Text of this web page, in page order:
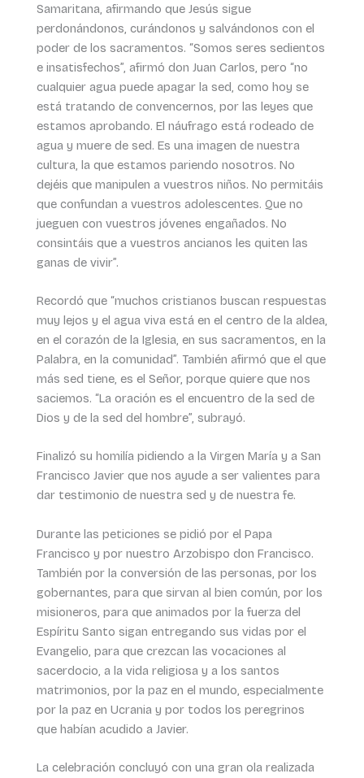
Samaritana, afirmando que Jesús sigue
perdonándonos, curándonos y salvándonos con el
poder de los sacramentos. “Somos seres sedientos
e insatisfechos”, afirmó don Juan Carlos, pero “no
cualquier agua puede apagar la sed, como hoy se
está tratando de convencernos, por las leyes que
estamos aprobando. El náufrago está rodeado de
agua y muere de sed. Es una imagen de nuestra
cultura, la que estamos pariendo nosotros. No
dejéis que manipulen a vuestros niños. No permitáis
que confundan a vuestros adolescentes. Que no
jueguen con vuestros jóvenes engañados. No
consintáis que a vuestros ancianos les quiten las
ganas de vivir”.
Recordó que “muchos cristianos buscan respuestas
muy lejos y el agua viva está en el centro de la aldea,
en el corazón de la Iglesia, en sus sacramentos, en la
Palabra, en la comunidad”. También afirmó que el que
más sed tiene, es el Señor, porque quiere que nos
saciemos. “La oración es el encuentro de la sed de
Dios y de la sed del hombre”, subrayó.
Finalizó su homilía pidiendo a la Virgen María y a San
Francisco Javier que nos ayude a ser valientes para
dar testimonio de nuestra sed y de nuestra fe.
Durante las peticiones se pidió por el Papa
Francisco y por nuestro Arzobispo don Francisco.
También por la conversión de las personas, por los
gobernantes, para que sirvan al bien común, por los
misioneros, para que animados por la fuerza del
Espíritu Santo sigan entregando sus vidas por el
Evangelio, para que crezcan las vocaciones al
sacerdocio, a la vida religiosa y a los santos
matrimonios, por la paz en el mundo, especialmente
por la paz en Ucrania y por todos los peregrinos
que habían acudido a Javier.
La celebración concluyó con una gran ola realizada